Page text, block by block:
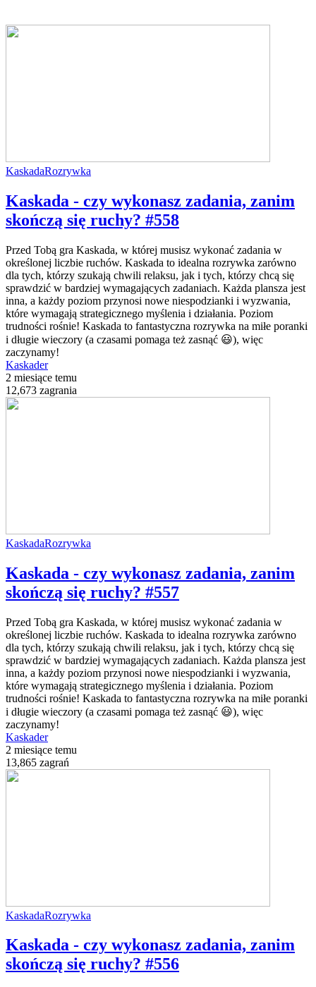
KaskadaRozrywka
Kaskada - czy wykonasz zadania, zanim
skończą się ruchy? #558
Przed Tobą gra Kaskada, w której musisz wykonać zadania w
określonej liczbie ruchów. Kaskada to idealna rozrywka zarówno
dla tych, którzy szukają chwili relaksu, jak i tych, którzy chcą się
sprawdzić w bardziej wymagających zadaniach. Każda plansza jest
inna, a każdy poziom przynosi nowe niespodzianki i wyzwania,
które wymagają strategicznego myślenia i działania. Poziom
trudności rośnie! Kaskada to fantastyczna rozrywka na miłe poranki
i długie wieczory (a czasami pomaga też zasnąć 😃), więc
zaczynamy!
Kaskader
2 miesiące temu
12,673 zagrania
KaskadaRozrywka
Kaskada - czy wykonasz zadania, zanim
skończą się ruchy? #557
Przed Tobą gra Kaskada, w której musisz wykonać zadania w
określonej liczbie ruchów. Kaskada to idealna rozrywka zarówno
dla tych, którzy szukają chwili relaksu, jak i tych, którzy chcą się
sprawdzić w bardziej wymagających zadaniach. Każda plansza jest
inna, a każdy poziom przynosi nowe niespodzianki i wyzwania,
które wymagają strategicznego myślenia i działania. Poziom
trudności rośnie! Kaskada to fantastyczna rozrywka na miłe poranki
i długie wieczory (a czasami pomaga też zasnąć 😃), więc
zaczynamy!
Kaskader
2 miesiące temu
13,865 zagrań
KaskadaRozrywka
Kaskada - czy wykonasz zadania, zanim
skończą się ruchy? #556